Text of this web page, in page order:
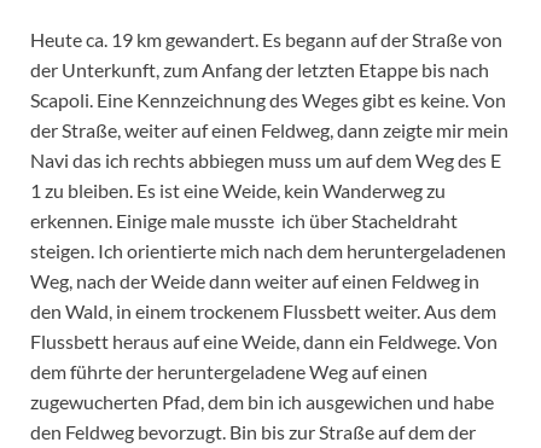
Heute ca. 19 km gewandert. Es begann auf der Straße von
der Unterkunft, zum Anfang der letzten Etappe bis nach
Scapoli. Eine Kennzeichnung des Weges gibt es keine. Von
der Straße, weiter auf einen Feldweg, dann zeigte mir mein
Navi das ich rechts abbiegen muss um auf dem Weg des E
1 zu bleiben. Es ist eine Weide, kein Wanderweg zu
erkennen. Einige male musste ich über Stacheldraht
steigen. Ich orientierte mich nach dem heruntergeladenen
Weg, nach der Weide dann weiter auf einen Feldweg in
den Wald, in einem trockenem Flussbett weiter. Aus dem
Flussbett heraus auf eine Weide, dann ein Feldwege. Von
dem führte der heruntergeladene Weg auf einen
zugewucherten Pfad, dem bin ich ausgewichen und habe
den Feldweg bevorzugt. Bin bis zur Straße auf dem der